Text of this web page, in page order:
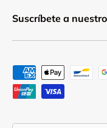
Suscríbete a
Formas de pago